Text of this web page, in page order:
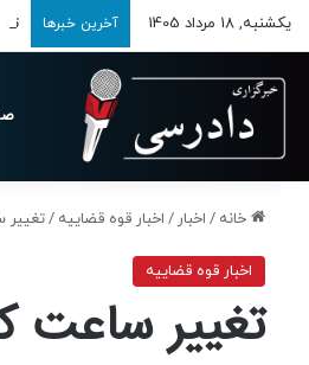
یکشنبه, 18 مرداد 1405 آخرین خبرها
خانه / اخبار / اخبار قوه قضاییه /تغییر ساعت
اخبار قوه قضاییه
تغییر ساعت کاری